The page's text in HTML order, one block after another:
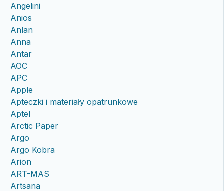
Angelini
Anios
Anlan
Anna
Antar
AOC
APC
Apple
Apteczki i materiały opatrunkowe
Aptel
Arctic Paper
Argo
Argo Kobra
Arion
ART-MAS
Artsana